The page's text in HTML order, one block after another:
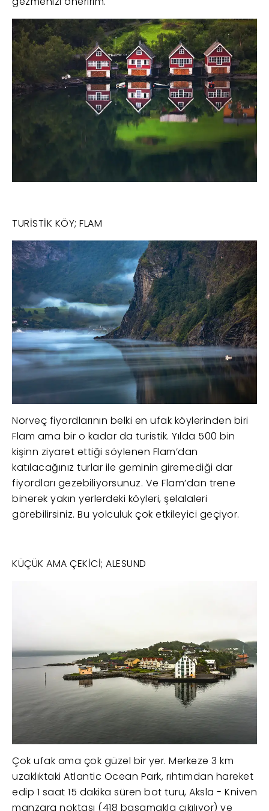
TURİSTİK KÖY; FLAM
Norveç fiyordlarının belki en ufak köylerinden biri
Flam ama bir o kadar da turistik. Yılda 500 bin
kişinn ziyaret ettiği söylenen Flam’dan
katılacağınız turlar ile geminin giremediği dar
fiyordları gezebiliyorsunuz. Ve Flam’dan trene
binerek yakın yerlerdeki köyleri, şelalaleri
görebilirsiniz. Bu yolculuk çok etkileyici geçiyor.
KÜÇÜK AMA ÇEKİCİ; ALESUND
Çok ufak ama çok güzel bir yer. Merkeze 3 km
uzaklıktaki Atlantic Ocean Park, rıhtımdan hareket
edip 1 saat 15 dakika süren bot turu, Aksla - Kniven
manzara noktası (418 basamakla çıkılıyor) ve